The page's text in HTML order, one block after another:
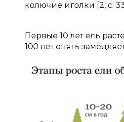
колючие иголки [2, с.
Первые 10 лет ель
100 лет опять